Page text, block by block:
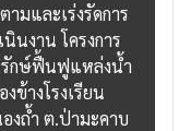
ามและเร่งรัดการ
นินงาน โครงการ
กษ์ฟื้นฟูแหล่งน้ำ
งข้างโรงเรียน
งถ้ำ ต.ป่ามะคาบ